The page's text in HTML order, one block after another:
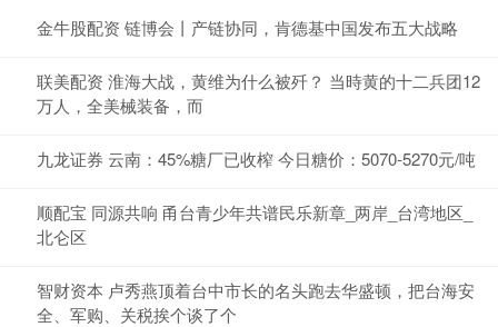
金牛股配资 链博会丨产链协同，肯德基中国发布五大战略
联美配资 淮海大战，黄维为什么被歼？ 当時黄的十二兵团12
万人，全美械装备，而
九龙证券 云南：45%糖厂已收榨 今日糖价：5070-5270元/吨
顺配宝 同源共响 甬台青少年共谱民乐新章_两岸_台湾地区_
北仑区
智财资本 卢秀燕顶着台中市长的名头跑去华盛顿，把台海安
全、军购、关税挨个谈了个